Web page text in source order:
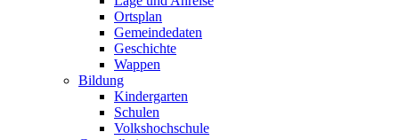
Ortsplan
Gemeindedaten
Geschichte
Wappen
Bildung
Kindergarten
Schulen
Volkshochschule